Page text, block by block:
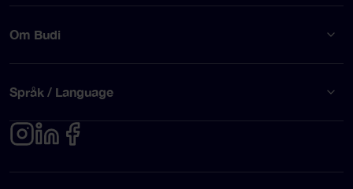
Om Budi
Språk / Language